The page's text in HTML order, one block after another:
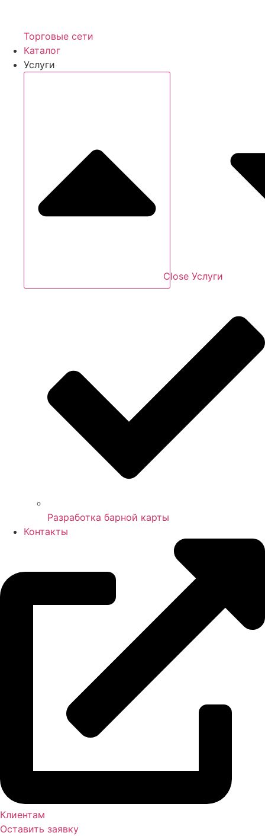
Торговые сети
Каталог
Услуги
Close Услуги
Разработка барной карты
Контакты
Клиентам
Оставить заявку